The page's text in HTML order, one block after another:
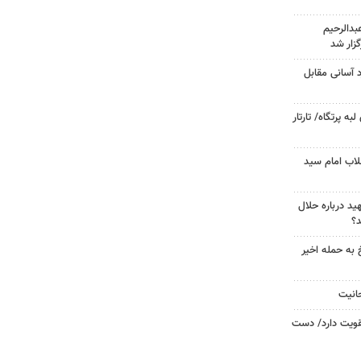
شد
آسانی مقابل
پرتگاه/ تارتار
امام سید
درباره حلال
به حمله اخیر
دارد/ دست